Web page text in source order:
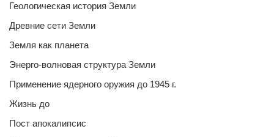
Геологическая история Земли
Древние сети Земли
Земля как планета
Энерго-волновая структура Земли
Применение ядерного оружия до 1945 г.
Жизнь до
Пост апокалипсис